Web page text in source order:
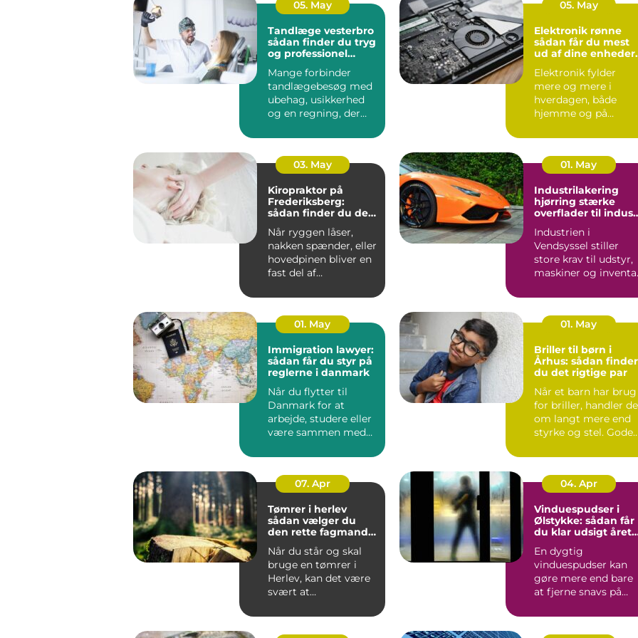
05. May
Tandlæge vesterbro
sådan finder du tryg
og professionel
Mange forbinder
tandlægebesøg med
ubehag, usikkerhed
og en regning, der
budgettet. S...
05. May
Elektronik rønne
sådan får du mest
ud af dine enheder
Elektronik fylder
mere og mere i
hverdagen, både
hjemme og på
mobil, tv, wifi, o...
03. May
Kiropraktor på
Frederiksberg:
sådan finder du den
Når ryggen låser,
nakken spænder, eller
hovedpinen bliver en
fast del af
01. May
Industrilakering
hjørring stærke
overflader til
Industrien i
Vendsyssel stiller
store krav til udstyr,
maskiner og
stålkonstruktioner,...
01. May
Immigration lawyer:
sådan får du styr på
reglerne i danmark
Når du flytter til
Danmark for at
arbejde, studere eller
være sammen med
hurti...
01. May
Briller til børn i
Århus: sådan finder
du det rigtige par
Når et barn har brug
for briller, handler
om langt mere end
styrke og stel. Gode
07. Apr
Tømrer i herlev
sådan vælger du
den rette fagmand
Når du står og skal
bruge en tømrer i
Herlev, kan det være
svært at
du bør vælge, o...
04. Apr
Vinduespudser i
Ølstykke: sådan får
du klar udsigt året
En dygtig
vinduespudser kan
gøre mere end bare
at fjerne snavs på
g...